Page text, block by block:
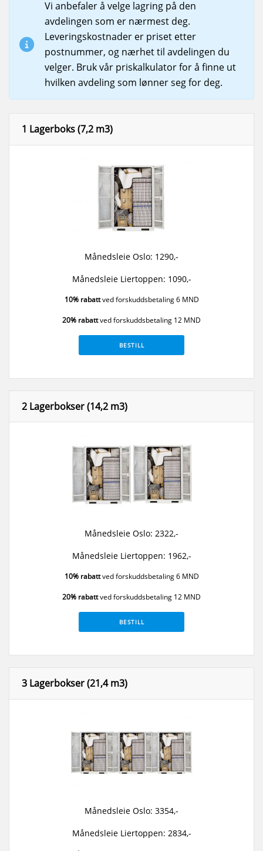
Vi anbefaler å velge lagring på den
avdelingen som er nærmest deg.
Leveringskostnader er priset etter
postnummer, og nærhet til avdelingen du
velger. Bruk vår priskalkulator for å finne ut
hvilken avdeling som lønner seg for deg.
1 Lagerboks (7,2 m3)
Månedsleie Oslo: 1290,-
Månedsleie Liertoppen: 1090,-
10% rabattved forskuddsbetaling 6 MND
20% rabattved forskuddsbetaling 12 MND
BESTILL
2 Lagerbokser (14,2 m3)
Månedsleie Oslo: 2322,-
Månedsleie Liertoppen: 1962,-
10% rabattved forskuddsbetaling 6 MND
20% rabattved forskuddsbetaling 12 MND
BESTILL
3 Lagerbokser (21,4 m3)
Månedsleie Oslo: 3354,-
Månedsleie Liertoppen: 2834,-